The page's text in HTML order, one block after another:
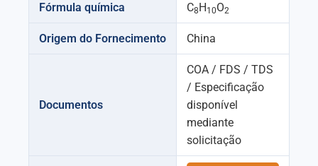
Fórmula química C8 H 10O2
Origem do Fornecimento China
Documentos
COA / FDS / TDS
/ Especificação
disponível
mediante
solicitação